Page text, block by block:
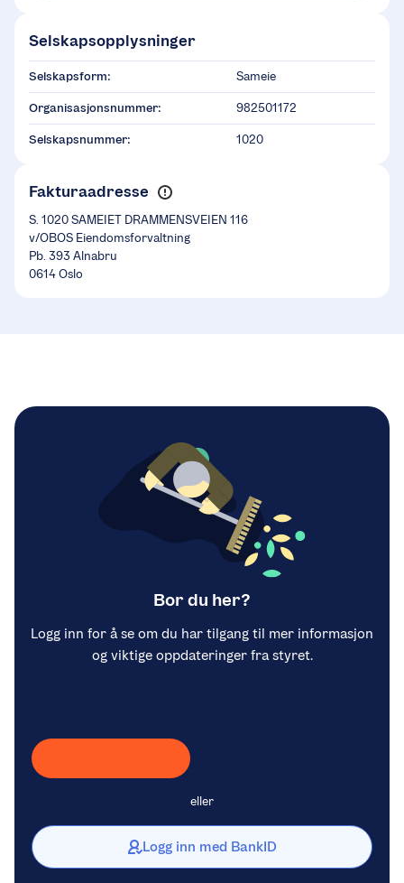
Selskapsopplysninger
Selskapsform: Sameie
Organisasjonsnummer: 982501172
Selskapsnummer: 1020
Fakturaadresse
S. 1020 SAMEIET DRAMMENSVEIEN 116
v/OBOS Eiendomsforvaltning
Pb. 393 Alnabru
0614 Oslo
Bor du her?
Logg inn for å se om du har tilgang til mer informasjon
og viktige oppdateringer fra styret.
eller
Logg inn med BankID